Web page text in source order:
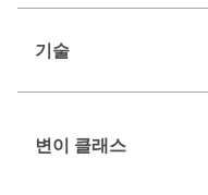
기술
변이 클래스